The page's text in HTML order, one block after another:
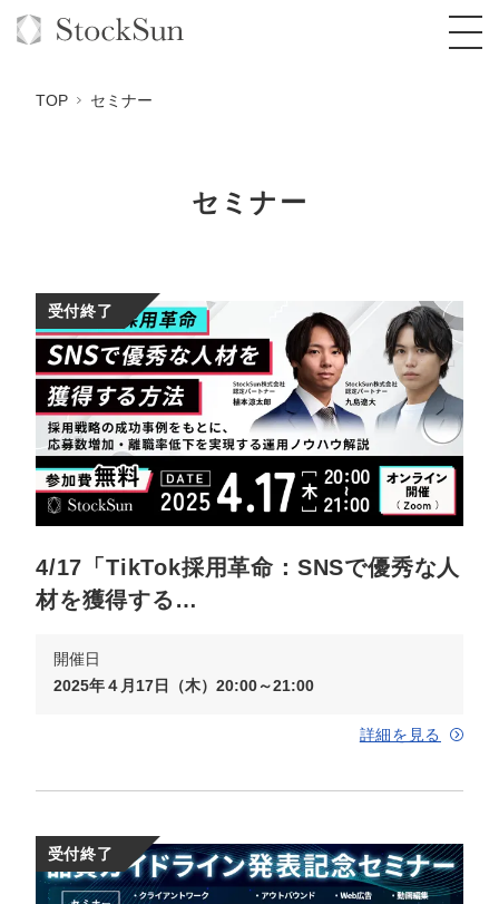
コンサルタント一覧
品質ガイドライン
社内コンペ
クレーム窓口
定額制Webマーケティング代行『マキトルく
ん』
定額制営業代行『カリトルくん』
定額制採用代行・RPO『トルトルくん』
営業改善特化の動画制作『動画でカリトルく
ん』
定額LINE運用代行『LINEマキトルくん』
オリジナルサービス
格安でAI導入支援『あいのりAI』
拡散付1日密着動画制作『まるごと社長』
1本無料で記事を制作『SEOトライアル』
定額制LP制作・改善『最強LP』
採用YouTubeチャンネル構築『トリトル』
実績
お役立ち資料
料金表
オンラインサロン
StockSun道場
道場TOP
動画編集
エンジニア
広告運用
YouTubeディレクター
年収エージェント
会社概要・役員紹介
ミッション・ビジョン・バリュー
代表メッセージ（岩野圭佑）
営業
TOP セミナー
セミナー
受付終了
4/17「TikTok採用革命：SNSで優秀な人
材を獲得する…
開催日
2025年４月17日（木）20:00～21:00
詳細を見る
受付終了